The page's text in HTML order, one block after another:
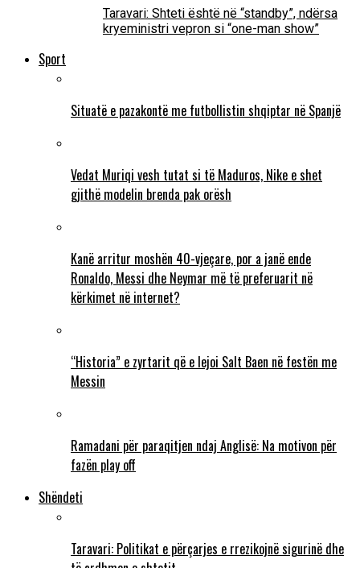
Taravari: Shteti është në “standby”, ndërsa
kryeministri vepron si “one-man show”
Sport
Situatë e pazakontë me futbollistin shqiptar në Spanjë
Vedat Muriqi vesh tutat si të Maduros, Nike e shet
gjithë modelin brenda pak orësh
Kanë arritur moshën 40-vjeçare, por a janë ende
Ronaldo, Messi dhe Neymar më të preferuarit në
kërkimet në internet?
“Historia” e zyrtarit që e lejoi Salt Baen në festën me
Messin
Ramadani për paraqitjen ndaj Anglisë: Na motivon për
fazën play off
Shëndeti
Taravari: Politikat e përçarjes e rrezikojnë sigurinë dhe